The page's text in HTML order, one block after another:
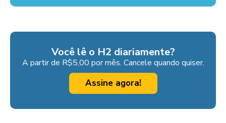
Você lê o H2 diariamente?
A partir de R$5,00 por mês. Cancele quando quiser.
Assine agora!